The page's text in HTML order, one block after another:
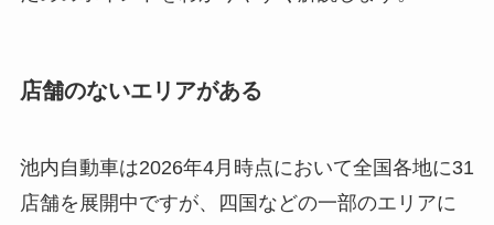
店舗のないエリアがある
池内自動車は2026年4月時点において全国各地に31
店舗を展開中ですが、四国などの一部のエリアに